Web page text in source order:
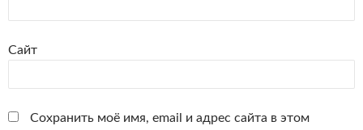
Сайт
Сохранить моё имя, email и адрес сайта в этом